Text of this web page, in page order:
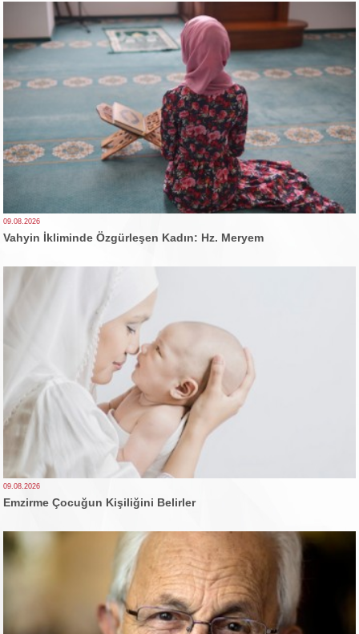
09.08.2026
Vahyin İkliminde Özgürleşen Kadın: Hz. Meryem
09.08.2026
Emzirme Çocuğun Kişiliğini Belirler